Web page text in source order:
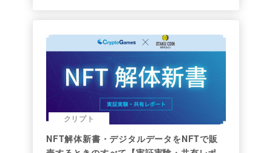
クリプト
NFT解体新書・デジタルデータをNFTで販